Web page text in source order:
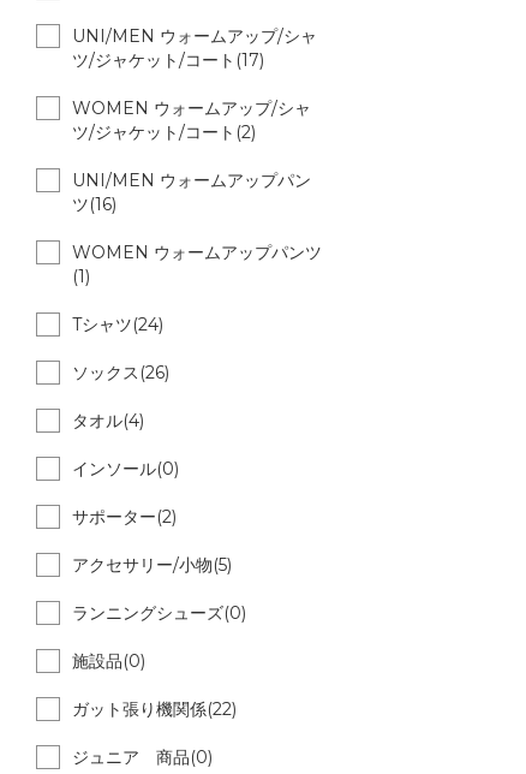
UNI/MEN ウォームアップ/シャ
ツ/ジャケット/コート(17)
WOMEN ウォームアップ/シャ
ツ/ジャケット/コート(2)
UNI/MEN ウォームアップパン
ツ(16)
WOMEN ウォームアップパンツ
(1)
Tシャツ(24)
ソックス(26)
タオル(4)
インソール(0)
サポーター(2)
アクセサリー/小物(5)
ランニングシューズ(0)
施設品(0)
ガット張り機関係(22)
ジュニア 商品(0)